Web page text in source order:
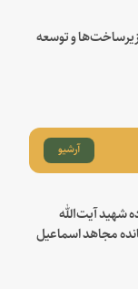
و توسعه
آرشیو
شهید آیت‌الله
مجاهد اسماعیل